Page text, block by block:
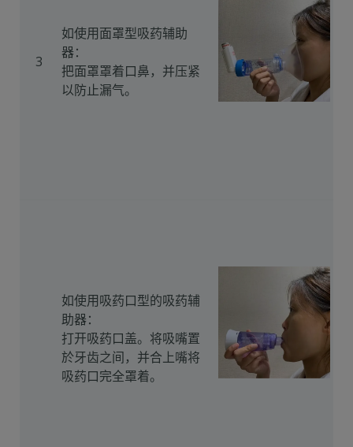
3
如使用面罩型吸药辅助
器：
把面罩罩着口鼻，并压紧
以防止漏气。
如使用吸药口型的吸药辅
助器：
打开吸药口盖。将吸嘴置
於牙齿之间，并合上嘴将
吸药口完全罩着。